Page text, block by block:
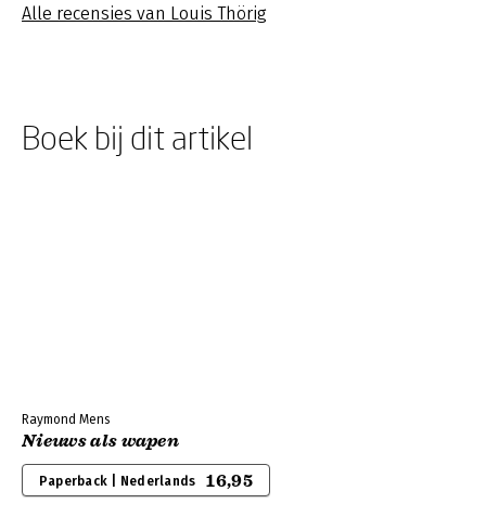
Alle recensies van Louis Thörig
Boek bij dit artikel
Raymond Mens
Nieuws als wapen
Paperback | Nederlands 16,95